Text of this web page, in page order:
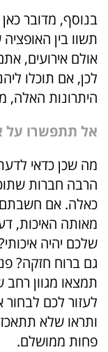
בנוסף, מדובר
תשוו בין
אולם אירועים,
לכן, אם תוכלו
היתרונות האלה,
אל תתפשרו על
מה שכן כדאי
הרבה חברות
כאלה. אם חשבתם
מאותה האיכות,
שלכם יהיה
תמצאו מגוון רחב
לעזור לכם
ותראו שלא
פחות ממושלם.